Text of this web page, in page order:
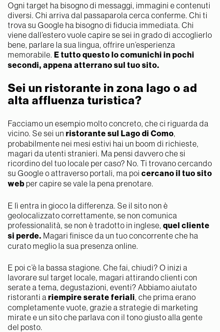
Ogni target ha bisogno di messaggi, immagini e contenuti
diversi. Chi arriva dal passaparola cerca conferme. Chi ti
trova su Google ha bisogno di fiducia immediata. Chi
viene dall’estero vuole capire se sei in grado di accoglierlo
bene, parlare la sua lingua, offrire un’esperienza
memorabile. E tutto questo lo comunichi in pochi
secondi, appena atterrano sul tuo sito.
Sei un ristorante in zona lago o ad
alta affluenza turistica?
Facciamo un esempio molto concreto, che ci riguarda da
vicino. Se sei un ristorante sul Lago di Como
probabilmente nei mesi estivi hai un boom di richieste,
magari da utenti stranieri. Ma pensi davvero che si
ricordino del tuo locale per caso? No. Ti trovano cercando
su Google o attraverso portali, ma poi cercano il tuo sito
web per capire se vale la pena prenotare.
E lì entra in gioco la differenza. Se il sito non è
geolocalizzato correttamente, se non comunica
professionalità, se non è tradotto in inglese, quel cliente
si perde. Magari finisce da un tuo concorrente che ha
curato meglio la sua presenza online.
E poi c’è la bassa stagione. Che fai, chiudi? O inizi a
lavorare sul target locale, magari attirando clienti con
serate a tema, degustazioni, eventi? Abbiamo aiutato
ristoranti a riempire serate feriali , che prima erano
completamente vuote, grazie a strategie di marketing
mirate e un sito che parlava con il tono giusto alla gente
del posto.